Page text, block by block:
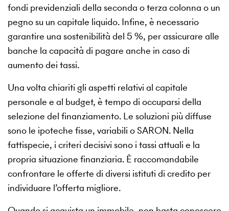
fondi previdenziali della seconda o terza colonna o un
pegno su un capitale liquido. Infine, è necessario
garantire una sostenibilità del 5 %, per assicurare alle
banche la capacità di pagare anche in caso di
aumento dei tassi.
Una volta chiariti gli aspetti relativi al capitale
personale e al budget, è tempo di occuparsi della
selezione del finanziamento. Le soluzioni più diffuse
sono le ipoteche fisse, variabili o SARON. Nella
fattispecie, i criteri decisivi sono i tassi attuali e la
propria situazione finanziaria. È raccomandabile
confrontare le offerte di diversi istituti di credito per
individuare l’offerta migliore.